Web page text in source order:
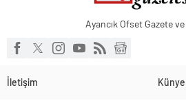
Ayancık Ofset Gazete ve
İletişim Künye